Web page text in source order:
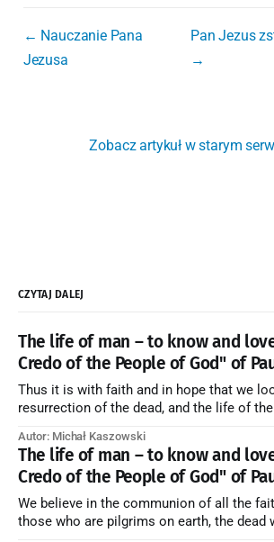
← Nauczanie Pana
Jezusa
Pan Jezus
→
Zobacz artykuł w starym
CZYTAJ DALEJ
The life of man – to know and
Credo of the People of God" of
Thus it is with faith and in hope that we
resurrection of the dead, and the life of
artykuł w starym serwisie →
Autor: Michał Kaszowski
The life of man – to know and
Credo of the People of God" of
We believe in the communion of all the
those who are pilgrims on earth, the dead